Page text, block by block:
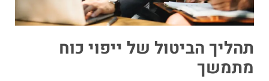
תהליך הביטול של ייפוי כוח
מתמשך